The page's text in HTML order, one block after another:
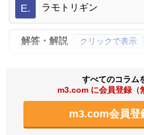
E. ラモトリギン
解答・解説 クリックで表示
すべてのコラム
m3.com に会員登録（
m3.com会員登